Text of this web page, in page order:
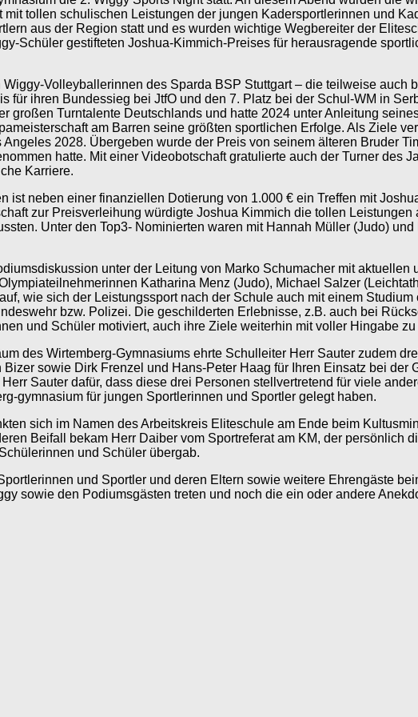
tollen schulischen Leistungen der jungen Kadersportlerinnen und
aus der Region statt und es wurden wichtige Wegbereiter der
Schüler gestifteten Joshua-Kimmich-Preises für herausragende
Volleyballerinnen des Sparda BSP Stuttgart – die teilweise
für ihren Bundessieg bei JtfO und den 7. Platz bei der Schul-WM in
großen Turntalente Deutschlands und hatte 2024 unter Anleitung
am Barren seine größten sportlichen Erfolge. Als Ziele
2028. Übergeben wurde der Preis von seinem älteren Bruder
hatte. Mit einer Videobotschaft gratulierte auch der Turner des
Karriere.
ist neben einer finanziellen Dotierung von 1.000 € ein Treffen mit
zur Preisverleihung würdigte Joshua Kimmich die tollen
Unter den Top3- Nominierten waren mit Hannah Müller (Judo)
unter der Leitung von Marko Schumacher mit
Katharina Menz (Judo), Michael Salzer
wie sich der Leistungssport nach der Schule auch mit einem
bzw. Polizei. Die geschilderten Erlebnisse, z.B. auch bei
und Schüler motiviert, auch ihre Ziele weiterhin mit voller Hingabe zu
des Wirtemberg-Gymnasiums ehrte Schulleiter Herr Sauter zudem
Bizer sowie Dirk Frenzel und Hans-Peter Haag für Ihren Einsatz bei
Sauter dafür, dass diese drei Personen stellvertretend für viele
gymnasium für jungen Sportlerinnen und Sportler gelegt haben.
sich im Namen des Arbeitskreis Eliteschule am Ende beim
Beifall bekam Herr Daiber vom Sportreferat am KM, der persönlich
und Schüler übergab.
und Sportler und deren Eltern sowie weitere Ehrengäste
sowie den Podiumsgästen treten und noch die ein oder andere